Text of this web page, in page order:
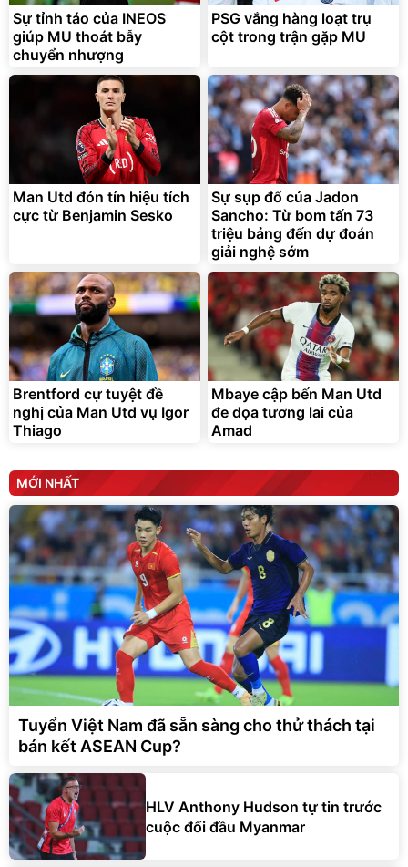
Bạt phủ xe ô tô cao cấp,
tráng nhôm 03 lớp
325.000đ
Đã bán nhiều
Xe đạp điện trợ lực G-
Force C14 gấp gọn bỏ cốp
tiện lợi
9.900.000đ
7.092.000đ
Đang xem nhiều
G-FORCE VIETNA
Sự tỉnh táo của INEOS
giúp MU thoát bẫy
chuyển nhượng
PSG vắng hàng loạt trụ
cột trong trận gặp MU
Man Utd đón tín hiệu tích
cực từ Benjamin Sesko
Sự sụp đổ của Jadon
Sancho: Từ bom tấn 73
triệu bảng đến dự đoán
giải nghệ sớm
Brentford cự tuyệt đề
nghị của Man Utd vụ Igor
Thiago
Mbaye cập bến Man Utd
đe dọa tương lai của
Amad
MỚI NHẤT
Tuyển Việt Nam đã sẵn sàng cho thử thách tại
bán kết ASEAN Cup?
HLV Anthony Hudson tự tin trước
cuộc đối đầu Myanmar